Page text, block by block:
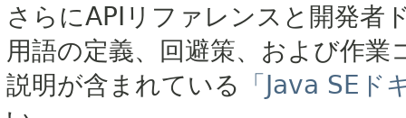
さらにAPIリファレンスと開発者
用語の定義、回避策、および作
説明が含まれている
「Java SE